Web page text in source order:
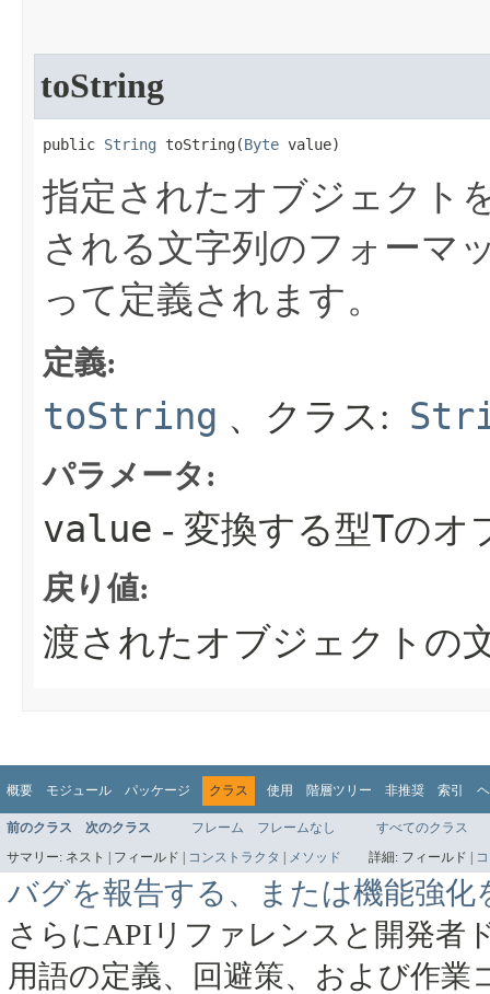
toString
public String toString​(Byte value)
指定されたオブジェクト
される文字列のフォーマ
って定義されます。
定義:
toString 、クラス:
パラメータ:
value - 変換する型Tのオ
戻り値:
渡されたオブジェクトの
概要 モジュール パッケージ クラス 使用 階層ツリー 非推奨 索引
前のクラス 次のクラス フレーム フレームなし
すべてのクラス
サマリー: ネスト | フィールド | コンストラクタ | メソッド 詳細: フィールド |
バグを報告する、または機能強化
さらにAPIリファレンスと開発者
用語の定義、回避策、および作